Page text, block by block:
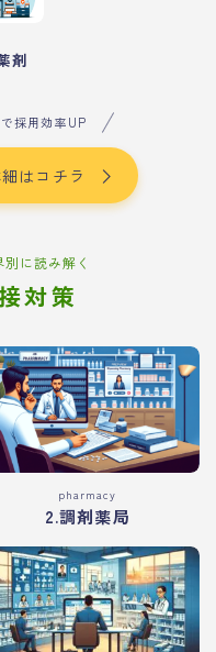
剤
採用効率UP
はコチラ
に読み解く
対策
pharmacy
2.調剤薬局